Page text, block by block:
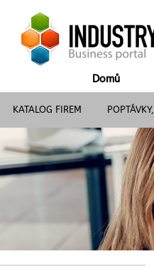
Domů
KATALOG FIREM